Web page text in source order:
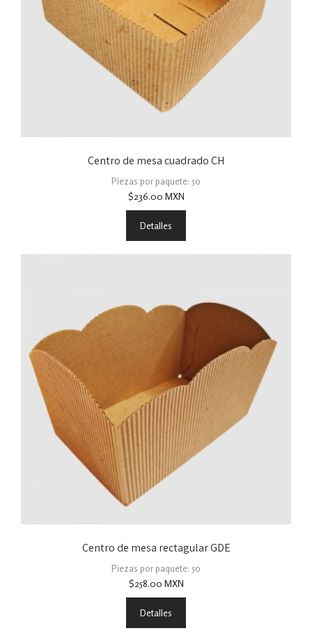
Centro de mesa cuadrado CH
Piezas por paquete: 50
$236.00 MXN
Detalles
Centro de mesa rectagular GDE
Piezas por paquete: 50
$258.00 MXN
Detalles